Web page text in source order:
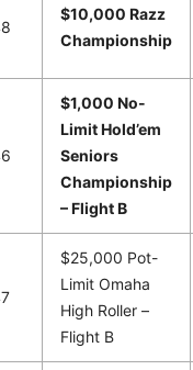
$10,000 Razz
Championship
$1,000 No-
Limit Hold’em
Seniors
Championship
– Flight B
$25,000 Pot-
Limit Omaha
High Roller –
Flight B